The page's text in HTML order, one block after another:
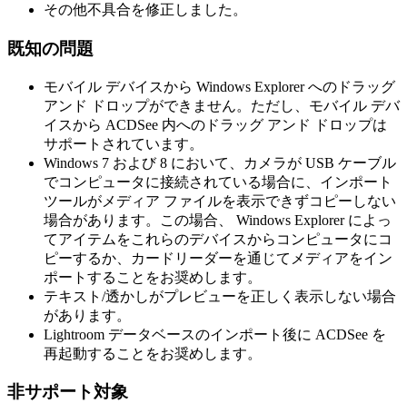
その他不具合を修正しました。
既知の問題
モバイル デバイスから Windows Explorer へのドラッグ
アンド ドロップができません。ただし、モバイル デバ
イスから ACDSee 内へのドラッグ アンド ドロップは
サポートされています。
Windows 7 および 8 において、カメラが USB ケーブル
でコンピュータに接続されている場合に、インポート
ツールがメディア ファイルを表示できずコピーしない
場合があります。この場合、 Windows Explorer によっ
てアイテムをこれらのデバイスからコンピュータにコ
ピーするか、カードリーダーを通じてメディアをイン
ポートすることをお奨めします。
テキスト/透かしがプレビューを正しく表示しない場合
があります。
Lightroom データベースのインポート後に ACDSee を
再起動することをお奨めします。
非サポート対象